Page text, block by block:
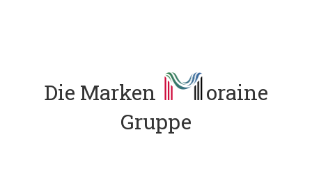
Die Marken
oraine
Gruppe